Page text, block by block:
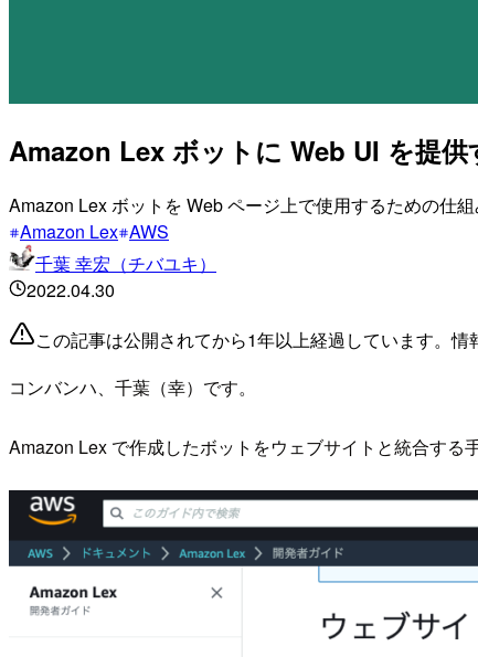
Amazon Lex ボットに Web UI を提
Amazon Lex ボットを Web ページ上で使用するための仕
Amazon Lex AWS
千葉 幸宏（チバユキ）
2022.04.30
この記事は公開されてから1年以上経過しています。情
コンバンハ、千葉（幸）です。
Amazon Lex で作成したボットをウェブサイトと統合す